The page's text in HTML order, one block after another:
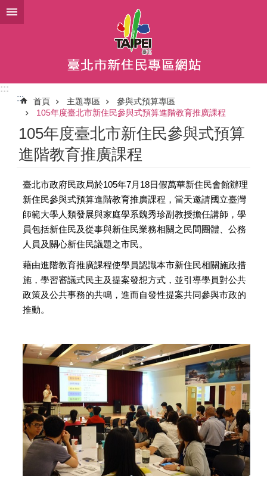
跳到主要內容區塊
:::
:::
首頁 主題專區
參與式預算專區
105年度臺北市新住民參與式預算進階教育推廣課程
105年度臺北市新住民參與式預算
進階教育推廣課程
臺北市政府民政局於105年7月18日假萬華新住民會館辦理
新住民參與式預算進階教育推廣課程，當天邀請國立臺灣
師範大學人類發展與家庭學系魏秀珍副教授擔任講師，學
員包括新住民及從事與新住民業務相關之民間團體、公務
人員及關心新住民議題之市民。
藉由進階教育推廣課程使學員認識本市新住民相關施政措
施，學習審議式民主及提案發想方式，並引導學員對公共
政策及公共事務的共鳴，進而自發性提案共同參與市政的
推動。